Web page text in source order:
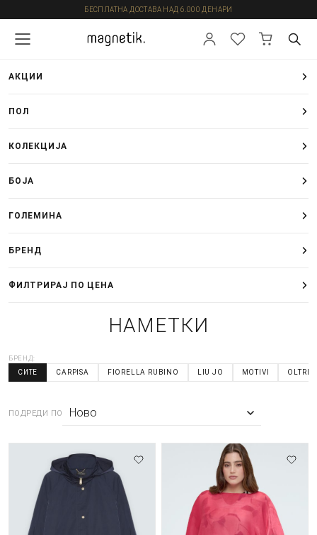
БЕСПЛАТНА ДОСТАВА НАД 6.000 ДЕНАРИ
АКЦИИ
ПОЛ
КОЛЕКЦИЈА
БОЈА
ГОЛЕМИНА
БРЕНД
ФИЛТРИРАЈ ПО ЦЕНА
НАМЕТКИ
БРЕНД:
СИТЕ CARPISA FIORELLA RUBINO LIU JO MOTIVI OLTRE
ПОДРЕДИ ПО